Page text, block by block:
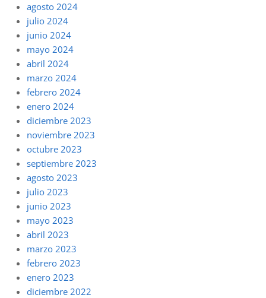
agosto 2024
julio 2024
junio 2024
mayo 2024
abril 2024
marzo 2024
febrero 2024
enero 2024
diciembre 2023
noviembre 2023
octubre 2023
septiembre 2023
agosto 2023
julio 2023
junio 2023
mayo 2023
abril 2023
marzo 2023
febrero 2023
enero 2023
diciembre 2022